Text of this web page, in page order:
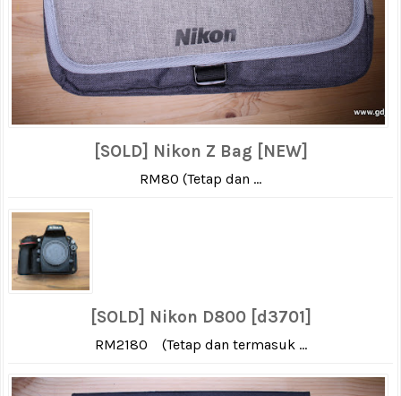
[SOLD] Nikon Z Bag [NEW]
RM80 (Tetap dan ...
[SOLD] Nikon D800 [d3701]
RM2180 (Tetap dan termasuk ...